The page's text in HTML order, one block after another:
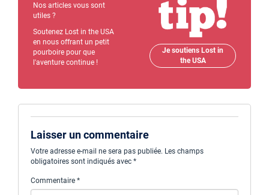
Nos articles vous sont
utiles ?
Soutenez Lost in the USA
en nous offrant un petit
pourboire pour que
l'aventure continue !
Je soutiens Lost in
the USA
Laisser un commentaire
Votre adresse e-mail ne sera pas publiée. Les champs
obligatoires sont indiqués avec *
Commentaire *